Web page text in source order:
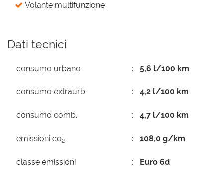
Volante multifunzione
Dati tecnici
consumo urbano 5,6 l/100 km
consumo extraurb. 4,2 l/100 km
consumo comb. 4,7 l/100 km
emissioni co2 108,0 g/km
classe emissioni Euro 6d